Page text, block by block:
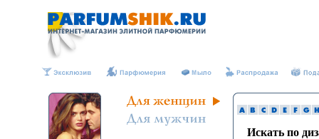
Искать по